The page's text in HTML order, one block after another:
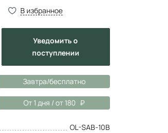
В избранное
Уведомитьо
поступлении
Завтра/бесплатно
От 1 дня / от 180
OL-SAB-10B